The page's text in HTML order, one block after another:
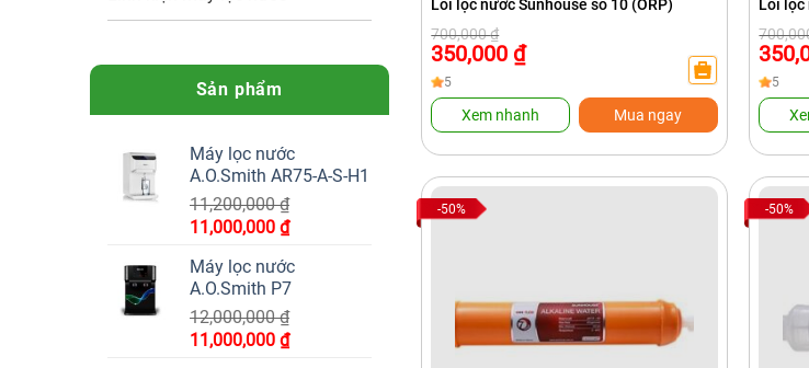
Sản phẩm
Máy lọc nước
A.O.Smith AR75-A-S-H1
11,200,000₫
Giá
là:
11,200,000 ₫.
11,000,000 ₫Giá
tại
là:
11,000,000 ₫.
Máy lọc nước
A.O.Smith P7
12,000,000₫
Giá
11,000,000 ₫Giá
Lõi lọc nước Sunhouse số 10 (ORP)
700,000₫
Giá
gốc
là:
700,000 ₫.
350,000 ₫
Giá
hiện
tại
là:
350,000 ₫.
5
Xem nhanh Mua ngay
Lõi lọc
Giá
gốc
là:
Giá
hiện
tại
là:5
-50% -50%